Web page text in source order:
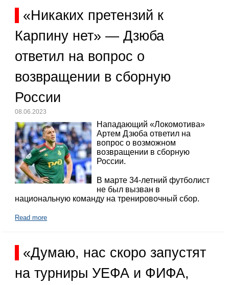
«Никаких претензий к
Карпину нет» — Дзюба
ответил на вопрос о
возвращении в сборную
России
08.06.2023
Нападающий «Локомотива»
Артем Дзюба ответил на
вопрос о возможном
возвращении в сборную
России.
В марте 34-летний футболист
не был вызван в
национальную команду на тренировочный сбор.
Read more
«Думаю, нас скоро запустят
на турниры УЕФА и ФИФА,